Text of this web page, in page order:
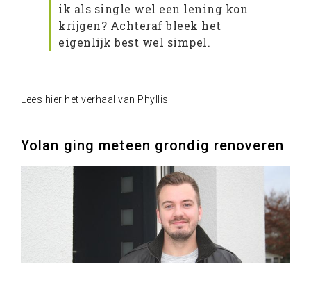
ik als single wel een lening kon
krijgen? Achteraf bleek het
eigenlijk best wel simpel.
Lees hier het verhaal van Phyllis
Yolan ging meteen grondig renoveren